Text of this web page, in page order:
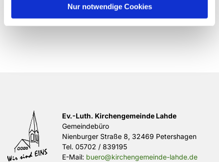
Nur notwendige Cookies
Ev.-Luth. Kirchengemeinde Lahde
Gemeindebüro
Nienburger Straße 8, 32469 Petershagen
Tel. 05702 / 839195
E-Mail: buero@kirchengemeinde-lahde.de